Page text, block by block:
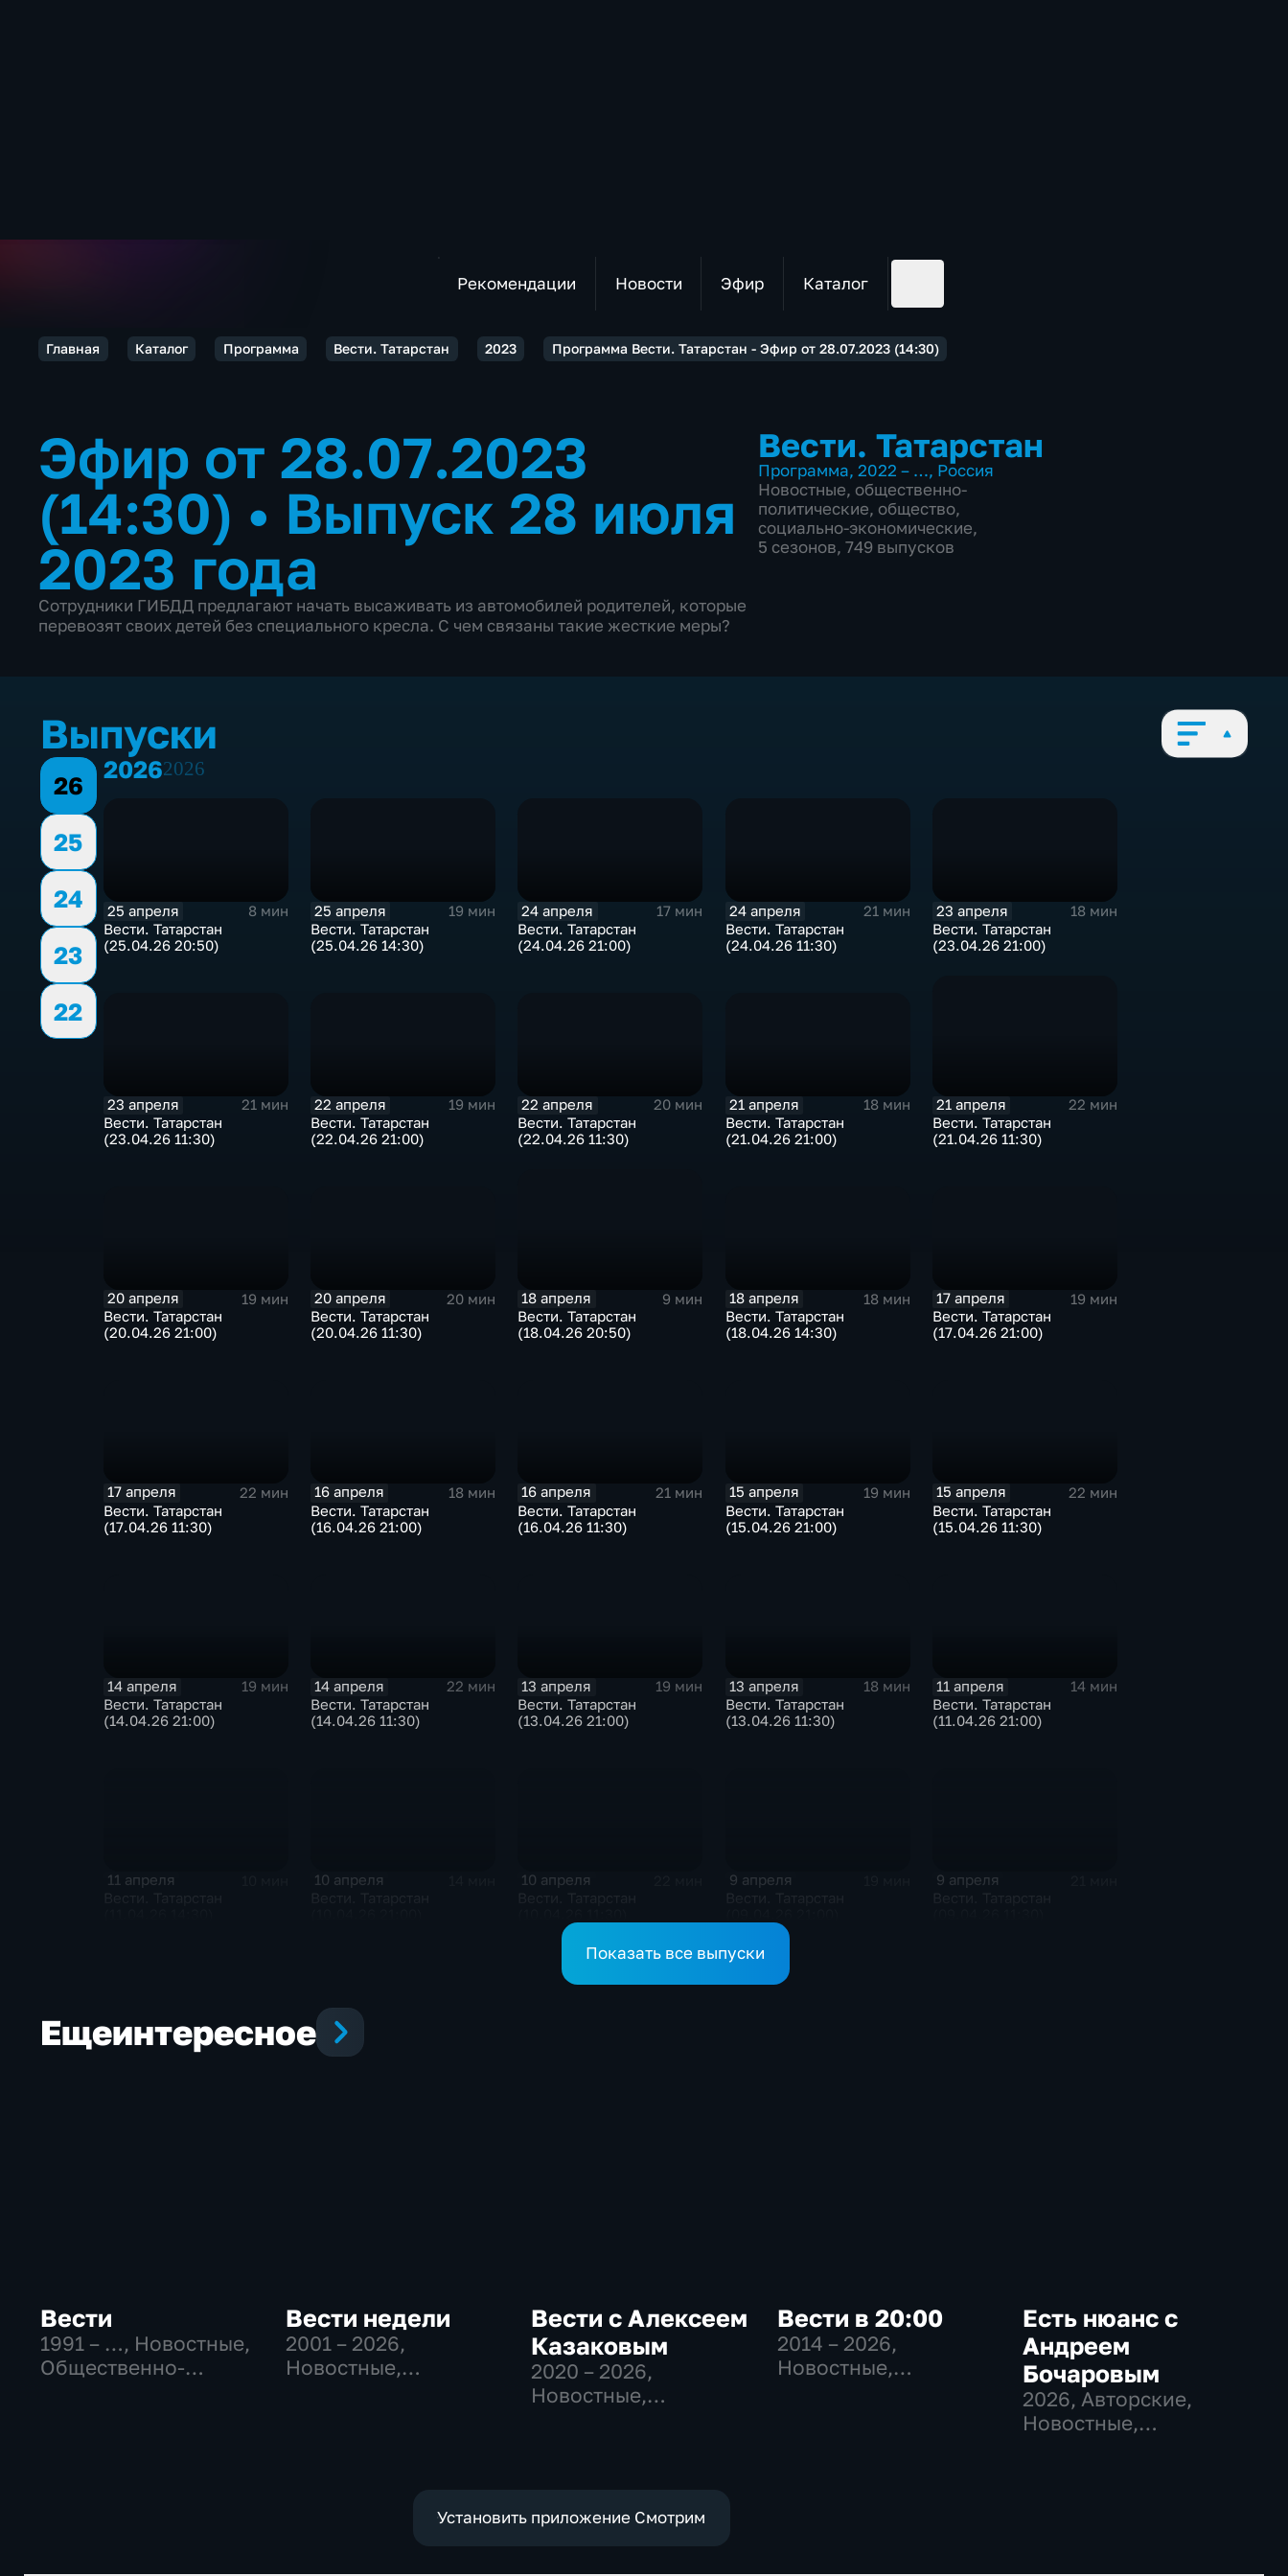
Рекомендации Новости Эфир Каталог
Главная Каталог Программа Вести. Татарстан 2023 Программа Вести. Татарстан - Эфир от 28.07.2023 (14:30)
Эфир от 28.07.2023
(14:30) • Выпуск 28 июля
2023 года
Сотрудники ГИБДД предлагают начать высаживать из автомобилей родителей, которые
перевозят своих детей без специального кресла. С чем связаны такие жесткие меры?
Вести. Татарстан
Программа, 2022 – …, Россия
Новостные, общественно-
политические, общество,
социально-экономические,
5 сезонов, 749 выпусков
Выпуски
26
25
24
23
22
20262026
25 апреля
8 мин
Вести. Татарстан
(25.04.26 20:50)
25 апреля
19 мин
Вести. Татарстан
(25.04.26 14:30)
24 апреля
17 мин
Вести. Татарстан
(24.04.26 21:00)
24 апреля
21 мин
Вести. Татарстан
(24.04.26 11:30)
23 апреля
18 мин
Вести. Татарстан
(23.04.26 21:00)
23 апреля
21 мин
Вести. Татарстан
(23.04.26 11:30)
22 апреля
19 мин
Вести. Татарстан
(22.04.26 21:00)
22 апреля
20 мин
Вести. Татарстан
(22.04.26 11:30)
21 апреля
18 мин
Вести. Татарстан
(21.04.26 21:00)
21 апреля
22 мин
Вести. Татарстан
(21.04.26 11:30)
20 апреля
19 мин
Вести. Татарстан
(20.04.26 21:00)
20 апреля
20 мин
Вести. Татарстан
(20.04.26 11:30)
18 апреля
9 мин
Вести. Татарстан
(18.04.26 20:50)
18 апреля
18 мин
Вести. Татарстан
(18.04.26 14:30)
17 апреля
19 мин
Вести. Татарстан
(17.04.26 21:00)
17 апреля
22 мин
Вести. Татарстан
(17.04.26 11:30)
16 апреля
18 мин
Вести. Татарстан
(16.04.26 21:00)
16 апреля
21 мин
Вести. Татарстан
(16.04.26 11:30)
15 апреля
19 мин
Вести. Татарстан
(15.04.26 21:00)
15 апреля
22 мин
Вести. Татарстан
(15.04.26 11:30)
14 апреля
19 мин
Вести. Татарстан
(14.04.26 21:00)
14 апреля
22 мин
Вести. Татарстан
(14.04.26 11:30)
13 апреля
19 мин
Вести. Татарстан
(13.04.26 21:00)
13 апреля
18 мин
Вести. Татарстан
(13.04.26 11:30)
11 апреля
14 мин
Вести. Татарстан
(11.04.26 21:00)
11 апреля 10 апреля 10 апреля 9 апреля 9 апреля
Показать все выпуски
Ещеинтересное
Вести
1991 – …, Новостные,
Общественно-
Вести недели
2001 – 2026,
Новостные,
Вести с Алексеем
Казаковым
2020 – 2026,
Новостные,
Вести в 20:00
2014 – 2026,
Новостные,
Есть нюанс с
Андреем
Бочаровым
2026, Авторские,
Новостные,
Установить приложение Смотрим